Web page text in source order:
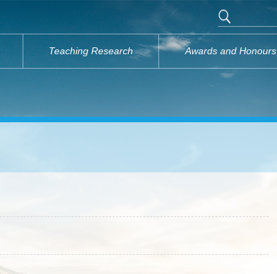
Teaching Research Awards and Honours